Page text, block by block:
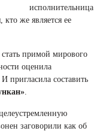
исполнительница
кто же является ее
примой мирового
оценила
И пригласила составить
.
заговорили как об